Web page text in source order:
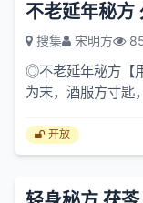
搜集 宋明方
◎不老延年秘方【
为末，酒服方寸匙
服一方...
开放